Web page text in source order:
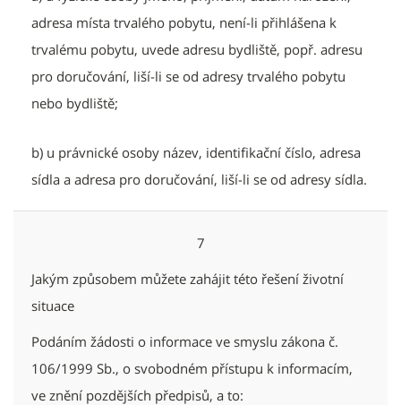
adresa místa trvalého pobytu, není-li přihlášena k
trvalému pobytu, uvede adresu bydliště, popř. adresu
pro doručování, liší-li se od adresy trvalého pobytu
nebo bydliště;
b) u právnické osoby název, identifikační číslo, adresa
sídla a adresa pro doručování, liší-li se od adresy sídla.
7
Jakým způsobem můžete zahájit této řešení životní
situace
Podáním žádosti o informace ve smyslu zákona č.
106/1999 Sb., o svobodném přístupu k informacím,
ve znění pozdějších předpisů, a to: